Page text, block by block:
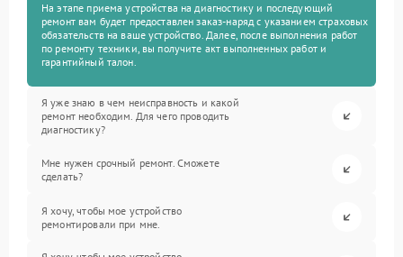
На этапе приема устройства на диагностику и последующий
ремонт вам будет предоставлен заказ-наряд с указанием страховых
обязательств на ваше устройство. Далее, после выполнения работ
по ремонту техники, вы получите акт выполненных работ и
гарантийный талон.
Я уже знаю в чем неисправность и какой
ремонт необходим. Для чего проводить
диагностику?
Мне нужен срочный ремонт. Сможете
сделать?
Я хочу, чтобы мое устройство
ремонтировали при мне.